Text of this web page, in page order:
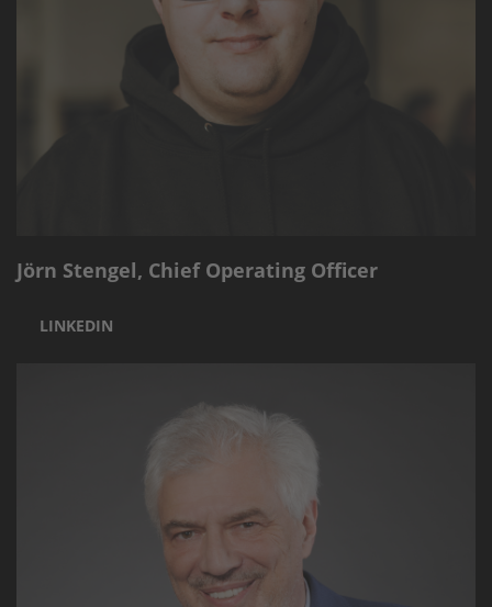
Jörn Stengel, Chief Operating Officer
LINKEDIN